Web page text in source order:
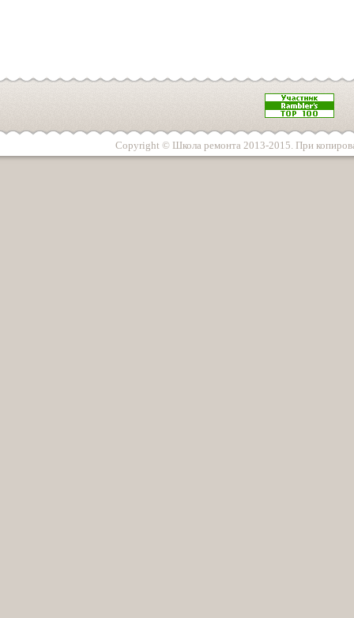
Copyright © Школа ремонта 2013-2015. При